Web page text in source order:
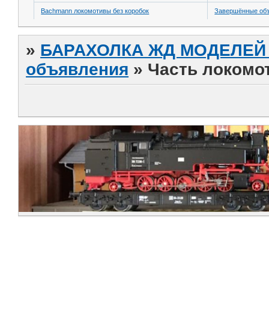
Bachmann локомотивы без коробок Завершённые
» БАРАХОЛКА ЖД МОДЕЛЕЙ
объявления » Часть